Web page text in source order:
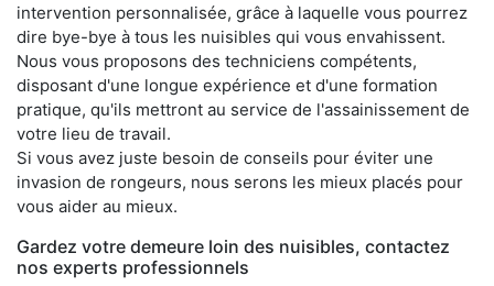
intervention personnalisée, grâce à laquelle vous pourrez
dire bye-bye à tous les nuisibles qui vous envahissent.
Nous vous proposons des techniciens compétents,
disposant d'une longue expérience et d'une formation
pratique, qu'ils mettront au service de l'assainissement de
votre lieu de travail.
Si vous avez juste besoin de conseils pour éviter une
invasion de rongeurs, nous serons les mieux placés pour
vous aider au mieux.
Gardez votre demeure loin des nuisibles, contactez
nos experts professionnels